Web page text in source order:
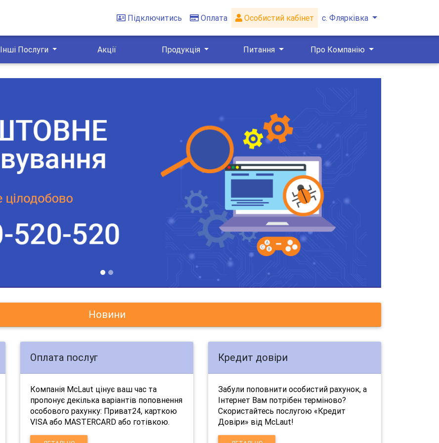
Підключитись Оплата Особистий кабінет с. Флярківка
Інші Послуги Акції Продукція Питання Про Компанію
Новини
Оплата послуг
Компанія McLaut цінує ваш час та
пропонує декілька варіантів поповнення
особового рахунку: Приват24, карткою
VISA або MASTERCARD або готівкою.
Кредит довіри
Забули поповнити особистий рахунок, а
Інтернет Вам потрібен терміново?
Скористайтесь послугою «Кредит
Довіри» від McLaut!